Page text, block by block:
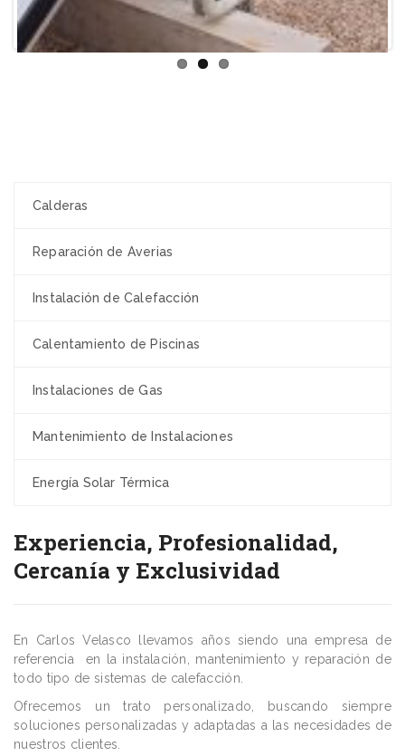
Calderas
Reparación de Averias
Instalación de Calefacción
Calentamiento de Piscinas
Instalaciones de Gas
Mantenimiento de Instalaciones
Energía Solar Térmica
Experiencia, Profesionalidad,
Cercanía y Exclusividad
En Carlos Velasco llevamos años siendo una empresa de
referencia en la instalación, mantenimiento y reparación de
todo tipo de sistemas de calefacción.
Ofrecemos un trato personalizado, buscando siempre
soluciones personalizadas y adaptadas a las necesidades de
nuestros clientes.